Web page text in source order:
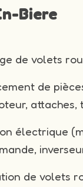
Biere
de volets
de
attaches,
électrique
de volets